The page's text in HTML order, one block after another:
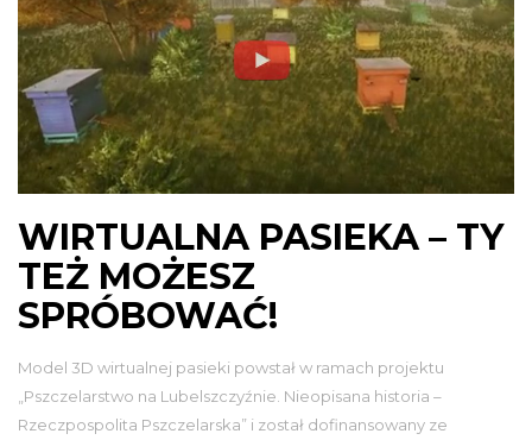
WIRTUALNA PASIEKA – TY
TEŻ MOŻESZ
SPRÓBOWAĆ!
Model 3D wirtualnej pasieki powstał w ramach projektu
„Pszczelarstwo na Lubelszczyźnie. Nieopisana historia –
Rzeczpospolita Pszczelarska” i został dofinansowany ze